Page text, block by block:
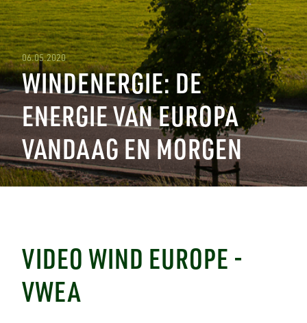
06.05.2020
WINDENERGIE: DE
ENERGIE VAN EUROPA
VANDAAG EN MORGEN
VIDEO WIND EUROPE -
VWEA